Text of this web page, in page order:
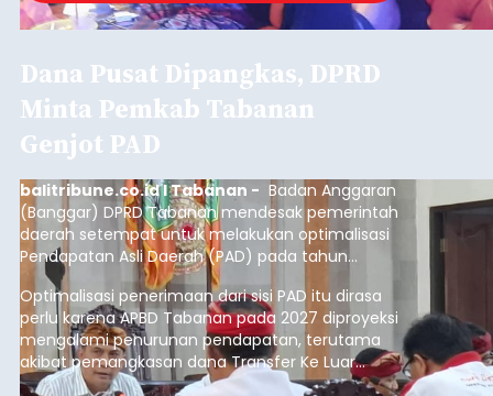
Dana Pusat Dipangkas, DPRD
Minta Pemkab Tabanan
Genjot PAD
balitribune.co.id I Tabanan - Badan Anggaran
(Banggar) DPRD Tabanan mendesak pemerintah
daerah setempat untuk melakukan optimalisasi
Pendapatan Asli Daerah (PAD) pada tahun
anggaran 2027.
Optimalisasi penerimaan dari sisi PAD itu dirasa
perlu karena APBD Tabanan pada 2027 diproyeksi
mengalami penurunan pendapatan, terutama
akibat pemangkasan dana Transfer Ke Luar
Daerah (TKD) dari pemerintah pusat.